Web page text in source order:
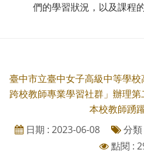
們的學習狀況，以及課程
臺中市立臺中女子高級中等學
跨校教師專業學習社群」辦理
本校教師踴
日期 : 2023-06-08
分類
點閱 :